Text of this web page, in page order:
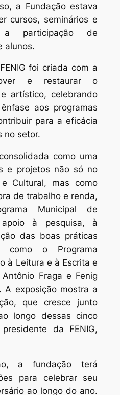
a Fundação estava
cursos, seminários e
a participação de
alunos.
foi criada com a
e restaurar o
artístico, celebrando
aos programas
para a eficácia
no setor.
como uma
e projetos não só no
Cultural, mas como
de trabalho e renda,
Municipal de
à pesquisa, à
das boas práticas
como o Programa
à Leitura e à Escrita e
Fraga e Fenig
A exposição mostra a
que cresce junto
longo dessas cinco
da FENIG,
a fundação terá
para celebrar seu
ao longo do ano.